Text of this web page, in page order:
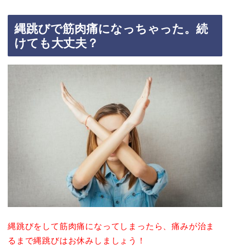
縄跳びで筋肉痛になっちゃった。続
けても大丈夫？
縄跳びをして筋肉痛になってしまったら、痛みが治ま
るまで縄跳びはお休みしましょう！